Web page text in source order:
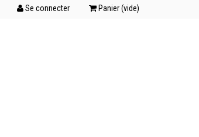
Se connecter Panier (vide)